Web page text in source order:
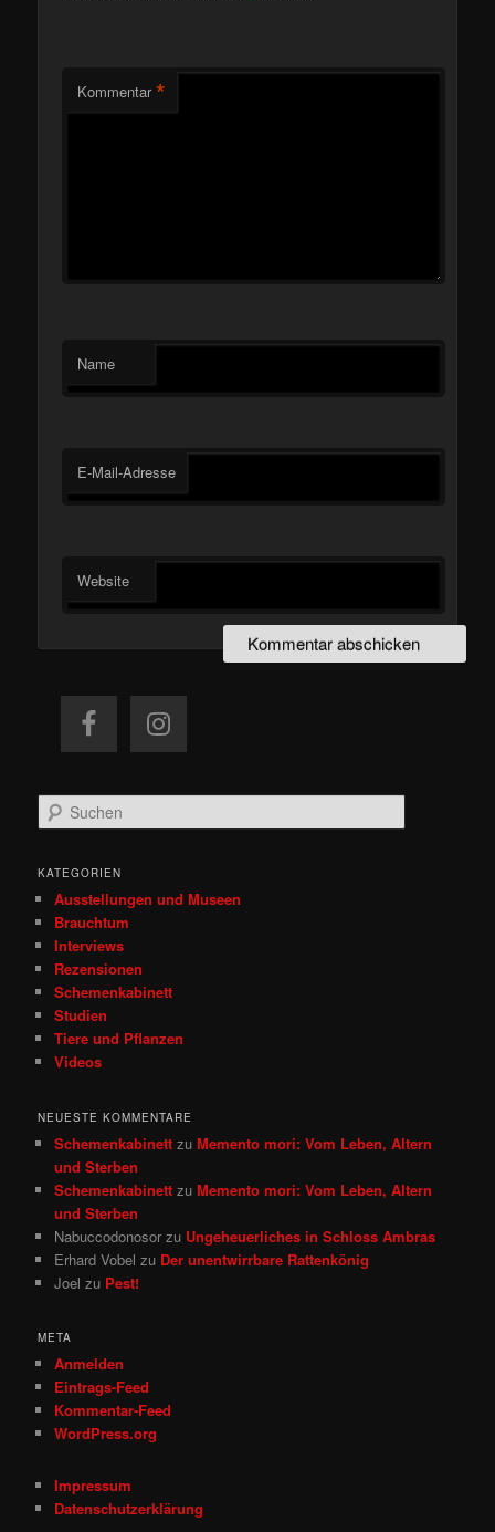
Kommentar *
Name
E-Mail-Adresse
Website
u
h
KATEGORIEN
Ausstellungen und Museen
Brauchtum
Interviews
Rezensionen
Schemenkabinett
Studien
Tiere und Pflanzen
Videos
NEUESTE KOMMENTARE
Schemenkabinett zuMemento mori: Vom Leben, Altern
und Sterben
Schemenkabinett zuMemento mori: Vom Leben, Altern
und Sterben
Nabuccodonosor zu Ungeheuerliches in Schloss Ambras
Erhard Vobel zu Der unentwirrbare Rattenkönig
Joel zu Pest!
META
Anmelden
Eintrags-Feed
Kommentar-Feed
WordPress.org
Impressum
Datenschutzerklärung